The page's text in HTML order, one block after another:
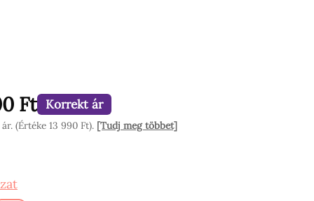
Ft Korrekt ár
(Értéke 13 990 Ft). [Tudj meg többet]